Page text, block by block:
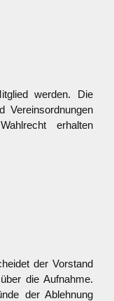
werden. Die
Vereinsordnungen
erhalten
der Vorstand
die Aufnahme.
der Ablehnung